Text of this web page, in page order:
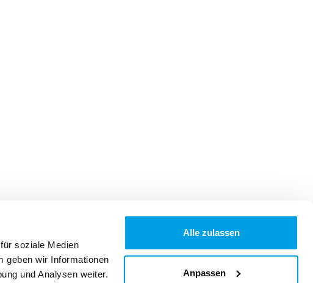
soziale Medien
geben wir Informationen
und Analysen weiter.
Alle zulassen
Anpassen